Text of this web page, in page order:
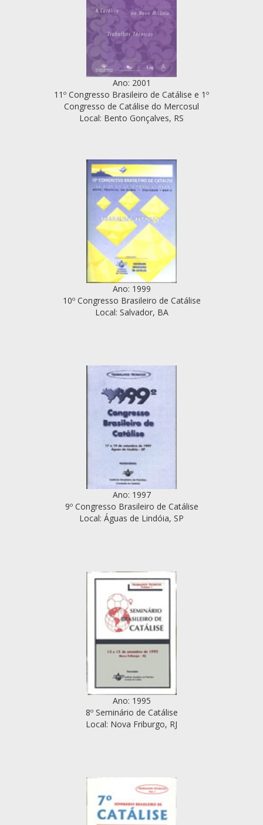
Ano: 2001
11º Congresso Brasileiro de Catálise e 1º
Congresso de Catálise do Mercosul
Local: Bento Gonçalves, RS
Ano: 1999
10º Congresso Brasileiro de Catálise
Local: Salvador, BA
Ano: 1997
9º Congresso Brasileiro de Catálise
Local: Águas de Lindóia, SP
Ano: 1995
8º Seminário de Catálise
Local: Nova Friburgo, RJ